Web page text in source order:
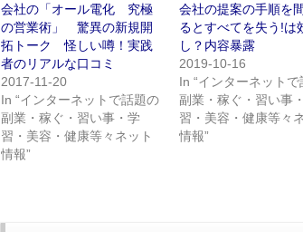
会社の「オール電化 究極
の営業術」 驚異の新規開
拓トーク 怪しい噂！実践
者のリアルな口コミ
2017-11-20
In “インターネットで話題の
副業・稼ぐ・習い事・学
習・美容・健康等々ネット
情報”
会社の提案の手順を
るとすべてを失う!は
し？内容暴露
2019-10-16
In “インターネット
副業・稼ぐ・習い事
習・美容・健康等々
情報”